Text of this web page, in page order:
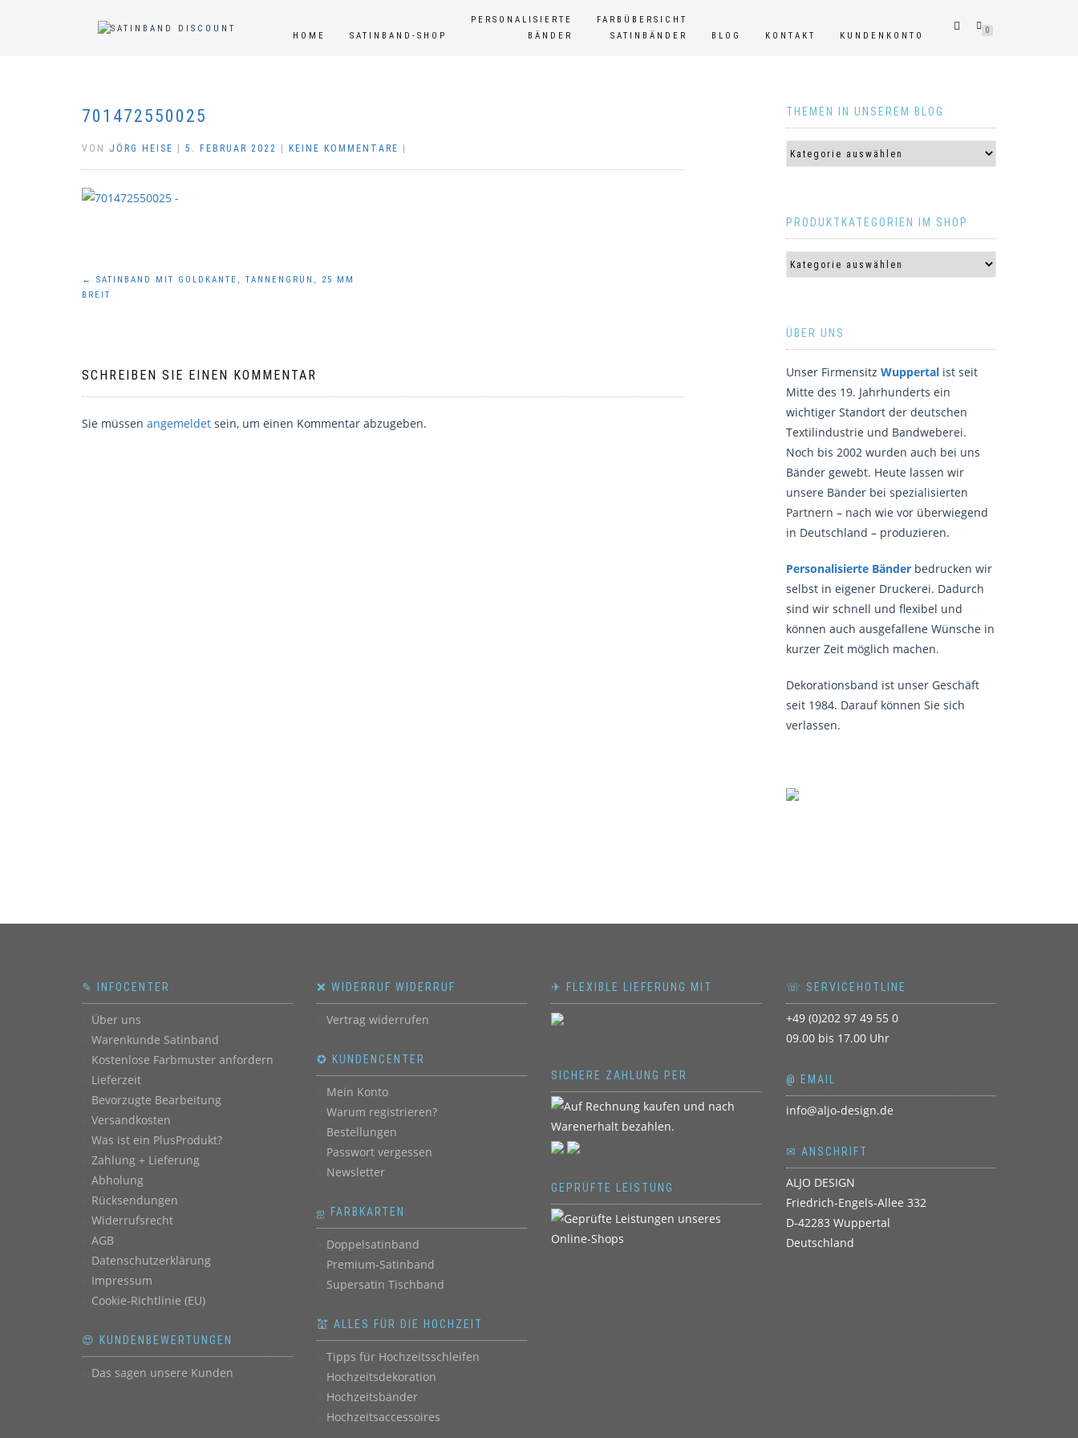
HOME SATINBAND-SHOP
PERSONALISIERTE
BÄNDER
FARBÜBERSICHT
SATINBÄNDER
BLOG KONTAKT KUNDENKONTO
0
701472550025
VON JÖRG HEISE 5. FEBRUAR 2022 KEINE KOMMENTARE
Beitragsnavigation
←
SATINBAND MIT GOLDKANTE, TANNENGRÜN, 25 MM
BREIT
SCHREIBEN SIE EINEN KOMMENTAR
Sie müssen angemeldet sein, um einen Kommentar abzugeben.
THEMEN IN UNSEREM BLOG
PRODUKTKATEGORIEN IM SHOP
ÜBER UNS
Unser Firmensitz Wuppertalist seit
Mitte des 19. Jahrhunderts ein
wichtiger Standort der deutschen
Textilindustrie und Bandweberei.
Noch bis 2002 wurden auch bei uns
Bänder gewebt. Heute lassen wir
unsere Bänder bei spezialisierten
Partnern – nach wie vor überwiegend
in Deutschland – produzieren.
Personalisierte Bänderbedrucken wir
selbst in eigener Druckerei. Dadurch
sind wir schnell und flexibel und
können auch ausgefallene Wünsche in
kurzer Zeit möglich machen.
Dekorationsband ist unser Geschäft
seit 1984. Darauf können Sie sich
verlassen.
✎ INFOCENTER
Über uns
Warenkunde Satinband
Kostenlose Farbmuster anfordern
Lieferzeit
Bevorzugte Bearbeitung
Versandkosten
Was ist ein PlusProdukt?
Zahlung + Lieferung
Abholung
Rücksendungen
Widerrufsrecht
AGB
Datenschutzerklärung
Impressum
Cookie-Richtlinie (EU)
😍 KUNDENBEWERTUNGEN
Das sagen unsere Kunden
❌ WIDERRUF WIDERRUF
Vertrag widerrufen
✪ KUNDENCENTER
Mein Konto
Warum registrieren?
Bestellungen
Passwort vergessen
Newsletter
ஐ FARBKARTEN
Doppelsatinband
Premium-Satinband
Supersatin Tischband
💒 ALLES FÜR DIE HOCHZEIT
Tipps für Hochzeitsschleifen
Hochzeitsdekoration
Hochzeitsbänder
Hochzeitsaccessoires
✈ FLEXIBLE LIEFERUNG MIT
SICHERE ZAHLUNG PER
GEPRÜFTE LEISTUNG
☏ SERVICEHOTLINE
+49 (0)202 97 49 55 0
09.00 bis 17.00 Uhr
@ EMAIL
info@aljo-design.de
✉ ANSCHRIFT
ALJO DESIGN
Friedrich-Engels-Allee 332
D-42283 Wuppertal
Deutschland